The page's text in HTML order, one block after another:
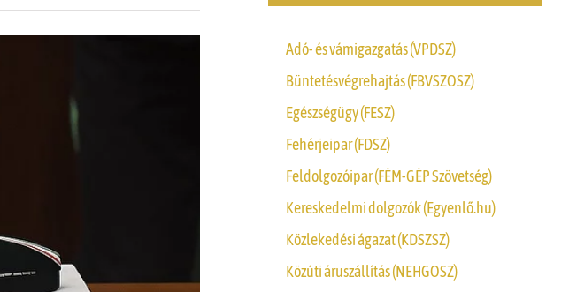
Adó- és vámigazgatás (VPDSZ)
Büntetésvégrehajtás (FBVSZOSZ)
Egészségügy (FESZ)
Fehérjeipar (FDSZ)
Feldolgozóipar (FÉM-GÉP Szövetség)
Kereskedelmi dolgozók (Egyenlő.hu)
Közlekedési ágazat (KDSZSZ)
Közúti áruszállítás (NEHGOSZ)